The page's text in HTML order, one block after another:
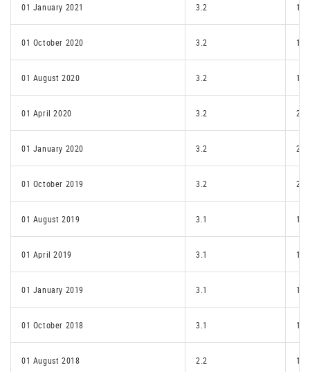
01 January 2021 3.2
01 October 2020 3.2
01 August 2020 3.2
01 April 2020 3.2 2.1
01 January 2020 3.2 2.1
01 October 2019 3.2 2.1
01 August 2019 3.1
01 April 2019 3.1
01 January 2019 3.1
01 October 2018 3.1
01 August 2018 2.2